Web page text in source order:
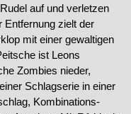
auf und verletzen
Entfernung zielt der
mit einer gewaltigen
ist Leons
Zombies nieder,
Schlagserie in einer
Kombinations-